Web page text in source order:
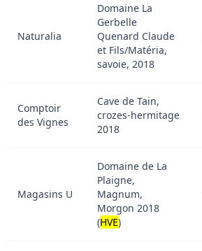
Naturalia
Domaine La
Gerbelle
Quenard Claude
et Fils/Matéria,
savoie, 2018
Comptoir
des Vignes
Cave de Tain,
crozes-hermitage
2018
Magasins U
Domaine de La
Plaigne,
Magnum,
Morgon 2018
(HVE)